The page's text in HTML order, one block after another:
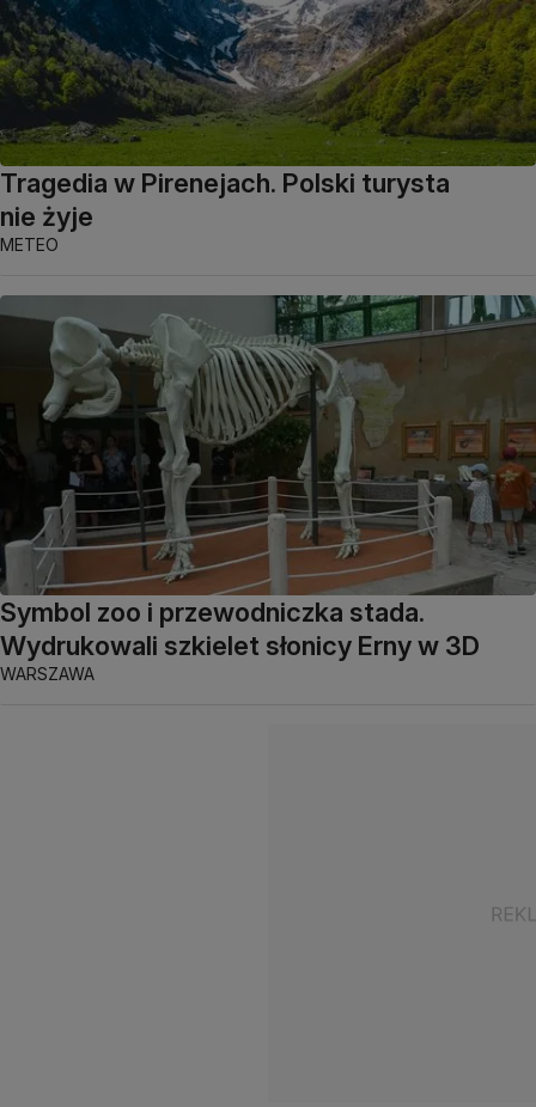
Tragedia w Pirenejach. Polski turysta
nie żyje
METEO
Symbol zoo i przewodniczka stada.
Wydrukowali szkielet słonicy Erny w 3D
WARSZAWA